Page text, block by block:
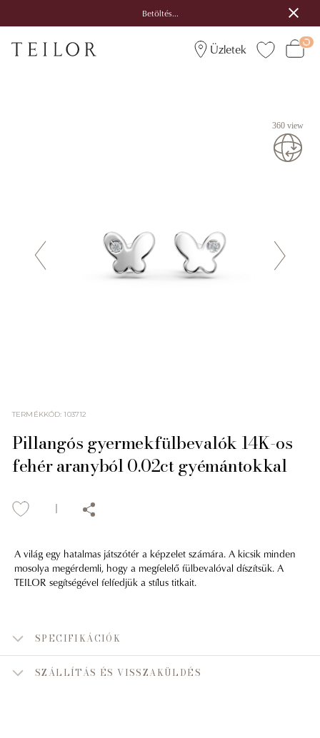
Betöltés...
Üzletek
360 view
TERMÉKKÓD:103712
Pillangós gyermekfülbevalók 14K-os
fehér aranyból 0.02ct gyémántokkal
A világ egy hatalmas játszótér a képzelet számára. A kicsik minden
mosolya megérdemli, hogy a megfelelő fülbevalóval díszítsük. A
TEILOR segítségével felfedjük a stílus titkait.
SPECIFIKÁCIÓK
SZÁLLÍTÁS ÉS VISSZAKÜLDÉS